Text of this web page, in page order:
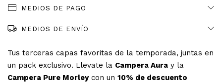
MEDIOS DE PAGO
MEDIOS DE ENVÍO
Tus terceras capas favoritas de la temporada, juntas en
un pack exclusivo. Llevate la Campera Aura y la
Campera Pure Morleycon un 10% de descuento